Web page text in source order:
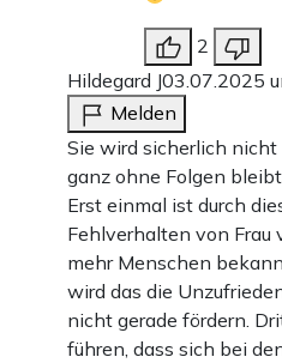
2
Hildegard J03.07.2025
Melden
Sie wird sicherlich
ganz ohne Folgen
Erst einmal ist durch
Fehlverhalten von Frau
mehr Menschen
wird das die
nicht gerade fördern.
führen, dass sich bei